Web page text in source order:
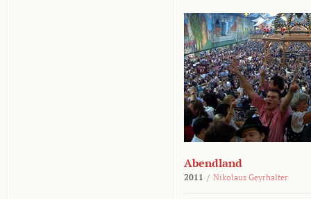
Abendland
2011 / Nikolaus Geyrhalter